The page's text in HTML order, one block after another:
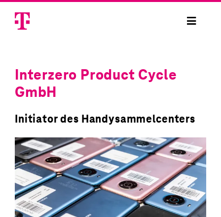
content
Toggle
Handysammelbox bestellen
Handy spenden
Projekte
Sicherheit
Anmelden
Interzero Product Cycle
GmbH
Initiator des Handysammelcenters